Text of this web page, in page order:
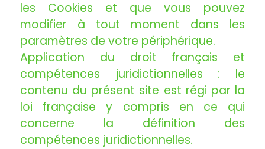
les Cookies et que vous pouvez
modifier à tout moment dans les
paramètres de votre périphérique.
Application du droit français et
compétences juridictionnelles : le
contenu du présent site est régi par la
loi française y compris en ce qui
concerne la définition des
compétences juridictionnelles.